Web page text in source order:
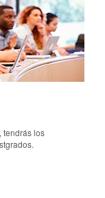
tendrás los